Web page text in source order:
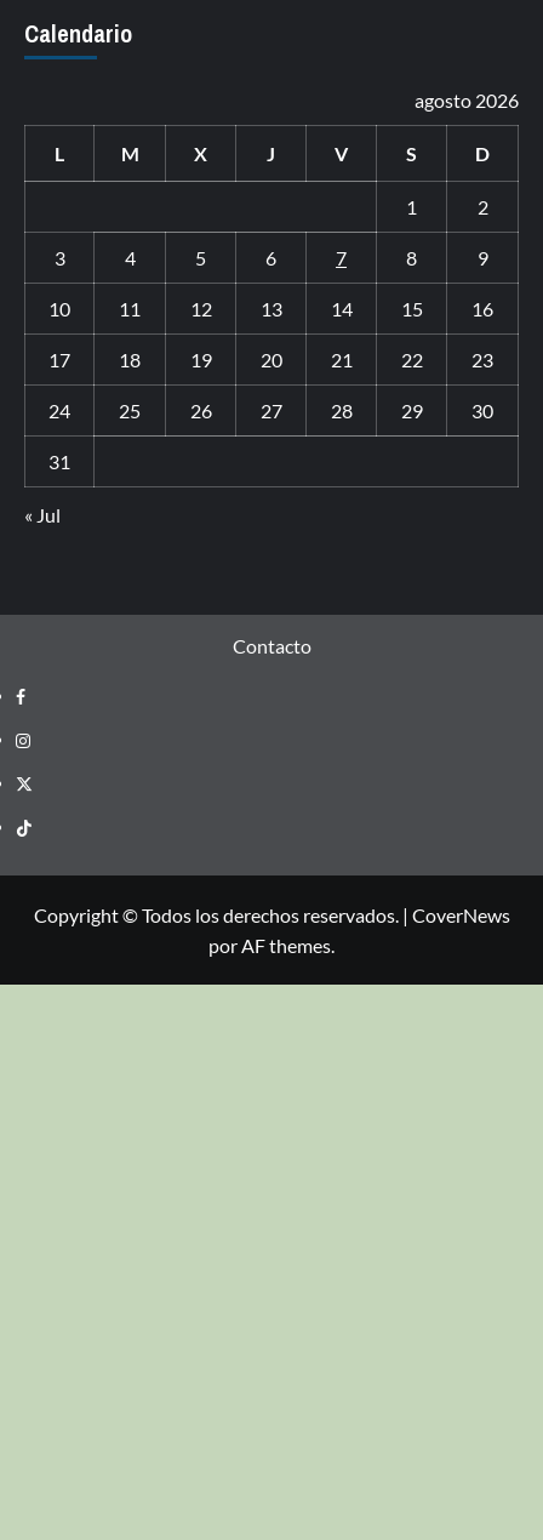
Calendario
agosto 2026
L M X J V S D
1 2
3 4 5 6 7 8 9
10 11 12 13 14 15 16
17 18 19 20 21 22 23
24 25 26 27 28 29 30
31
« Jul
Contacto
Copyright © Todos los derechos reservados. | CoverNews
por AF themes.